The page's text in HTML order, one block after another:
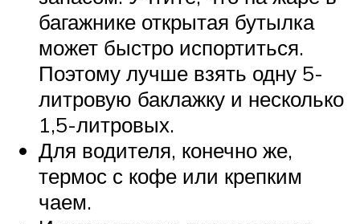
багажнике открытая бутылка
может быстро испортиться.
Поэтому лучше взять одну 5-
литровую баклажку и несколько
1,5-литровых.
Для водителя, конечно же,
термос с кофе или крепким
чаем.